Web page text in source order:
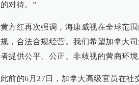
的对待。”
黄方红再次强调，海康威视在全球范
规，合法合规经营。我们希望加拿大
者提供公平、公正、非歧视的营商环境
此前的6月27日，加拿大高级官员在社